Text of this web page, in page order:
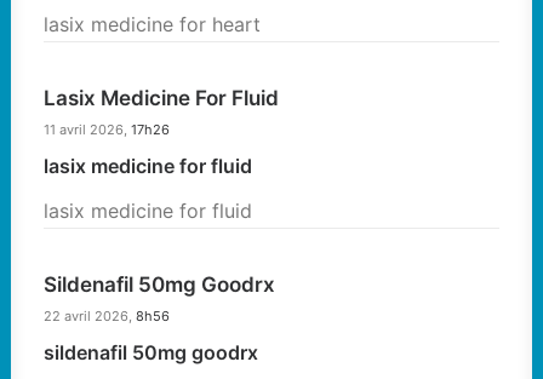
lasix medicine for heart
Lasix Medicine For Fluid
11 avril 2026, 17h26
lasix medicine for fluid
lasix medicine for fluid
Sildenafil 50mg Goodrx
22 avril 2026, 8h56
sildenafil 50mg goodrx